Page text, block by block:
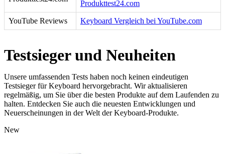
Produkttest24.com
YouTube Reviews Keyboard Vergleich bei YouTube.com
Testsieger und Neuheiten
Unsere umfassenden Tests haben noch keinen eindeutigen
Testsieger für Keyboard hervorgebracht. Wir aktualisieren
regelmäßig, um Sie über die besten Produkte auf dem Laufenden zu
halten. Entdecken Sie auch die neuesten Entwicklungen und
Neuerscheinungen in der Welt der Keyboard-Produkte.
New